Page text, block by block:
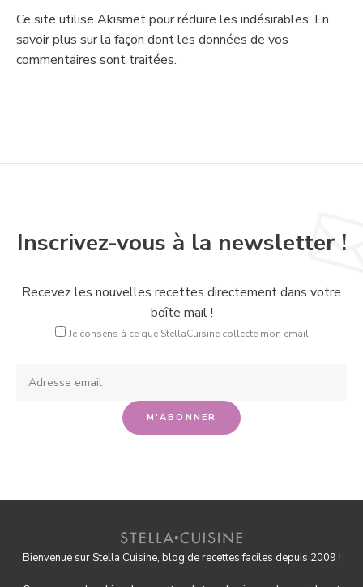
Ce site utilise Akismet pour réduire les indésirables. En
savoir plus sur la façon dont les données de vos
commentaires sont traitées.
Inscrivez-vous à la newsletter !
Recevez les nouvelles recettes directement dans votre
boîte mail !
Je consens à ce que StellaCuisine collecte mon email
Bienvenue sur Stella Cuisine, blog de recettes faciles depuis 2009 !